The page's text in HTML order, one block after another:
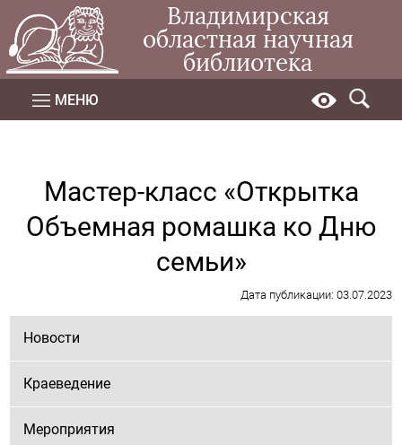
Владимирская
областная научная
библиотека
МЕНЮ
Мастер-класс «Открытка
Объемная ромашка ко Дню
семьи»
Дата публикации: 03.07.2023
Новости
Краеведение
Мероприятия